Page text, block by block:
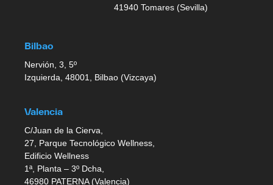
41940 Tomares (Sevilla)
Bilbao
Nervión, 3, 5º
Izquierda, 48001, Bilbao (Vizcaya)
Valencia
C/Juan de la Cierva,
27, Parque Tecnológico Wellness,
Edificio Wellness
1ª, Planta – 3º Dcha,
46980 PATERNA (Valencia)